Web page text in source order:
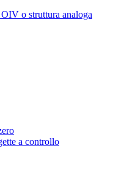
o struttura analoga
a controllo